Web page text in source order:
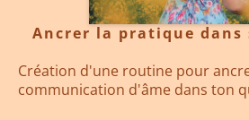
Ancrer la pratique dans
Création d'une routine pour
communication d'âme dans ton